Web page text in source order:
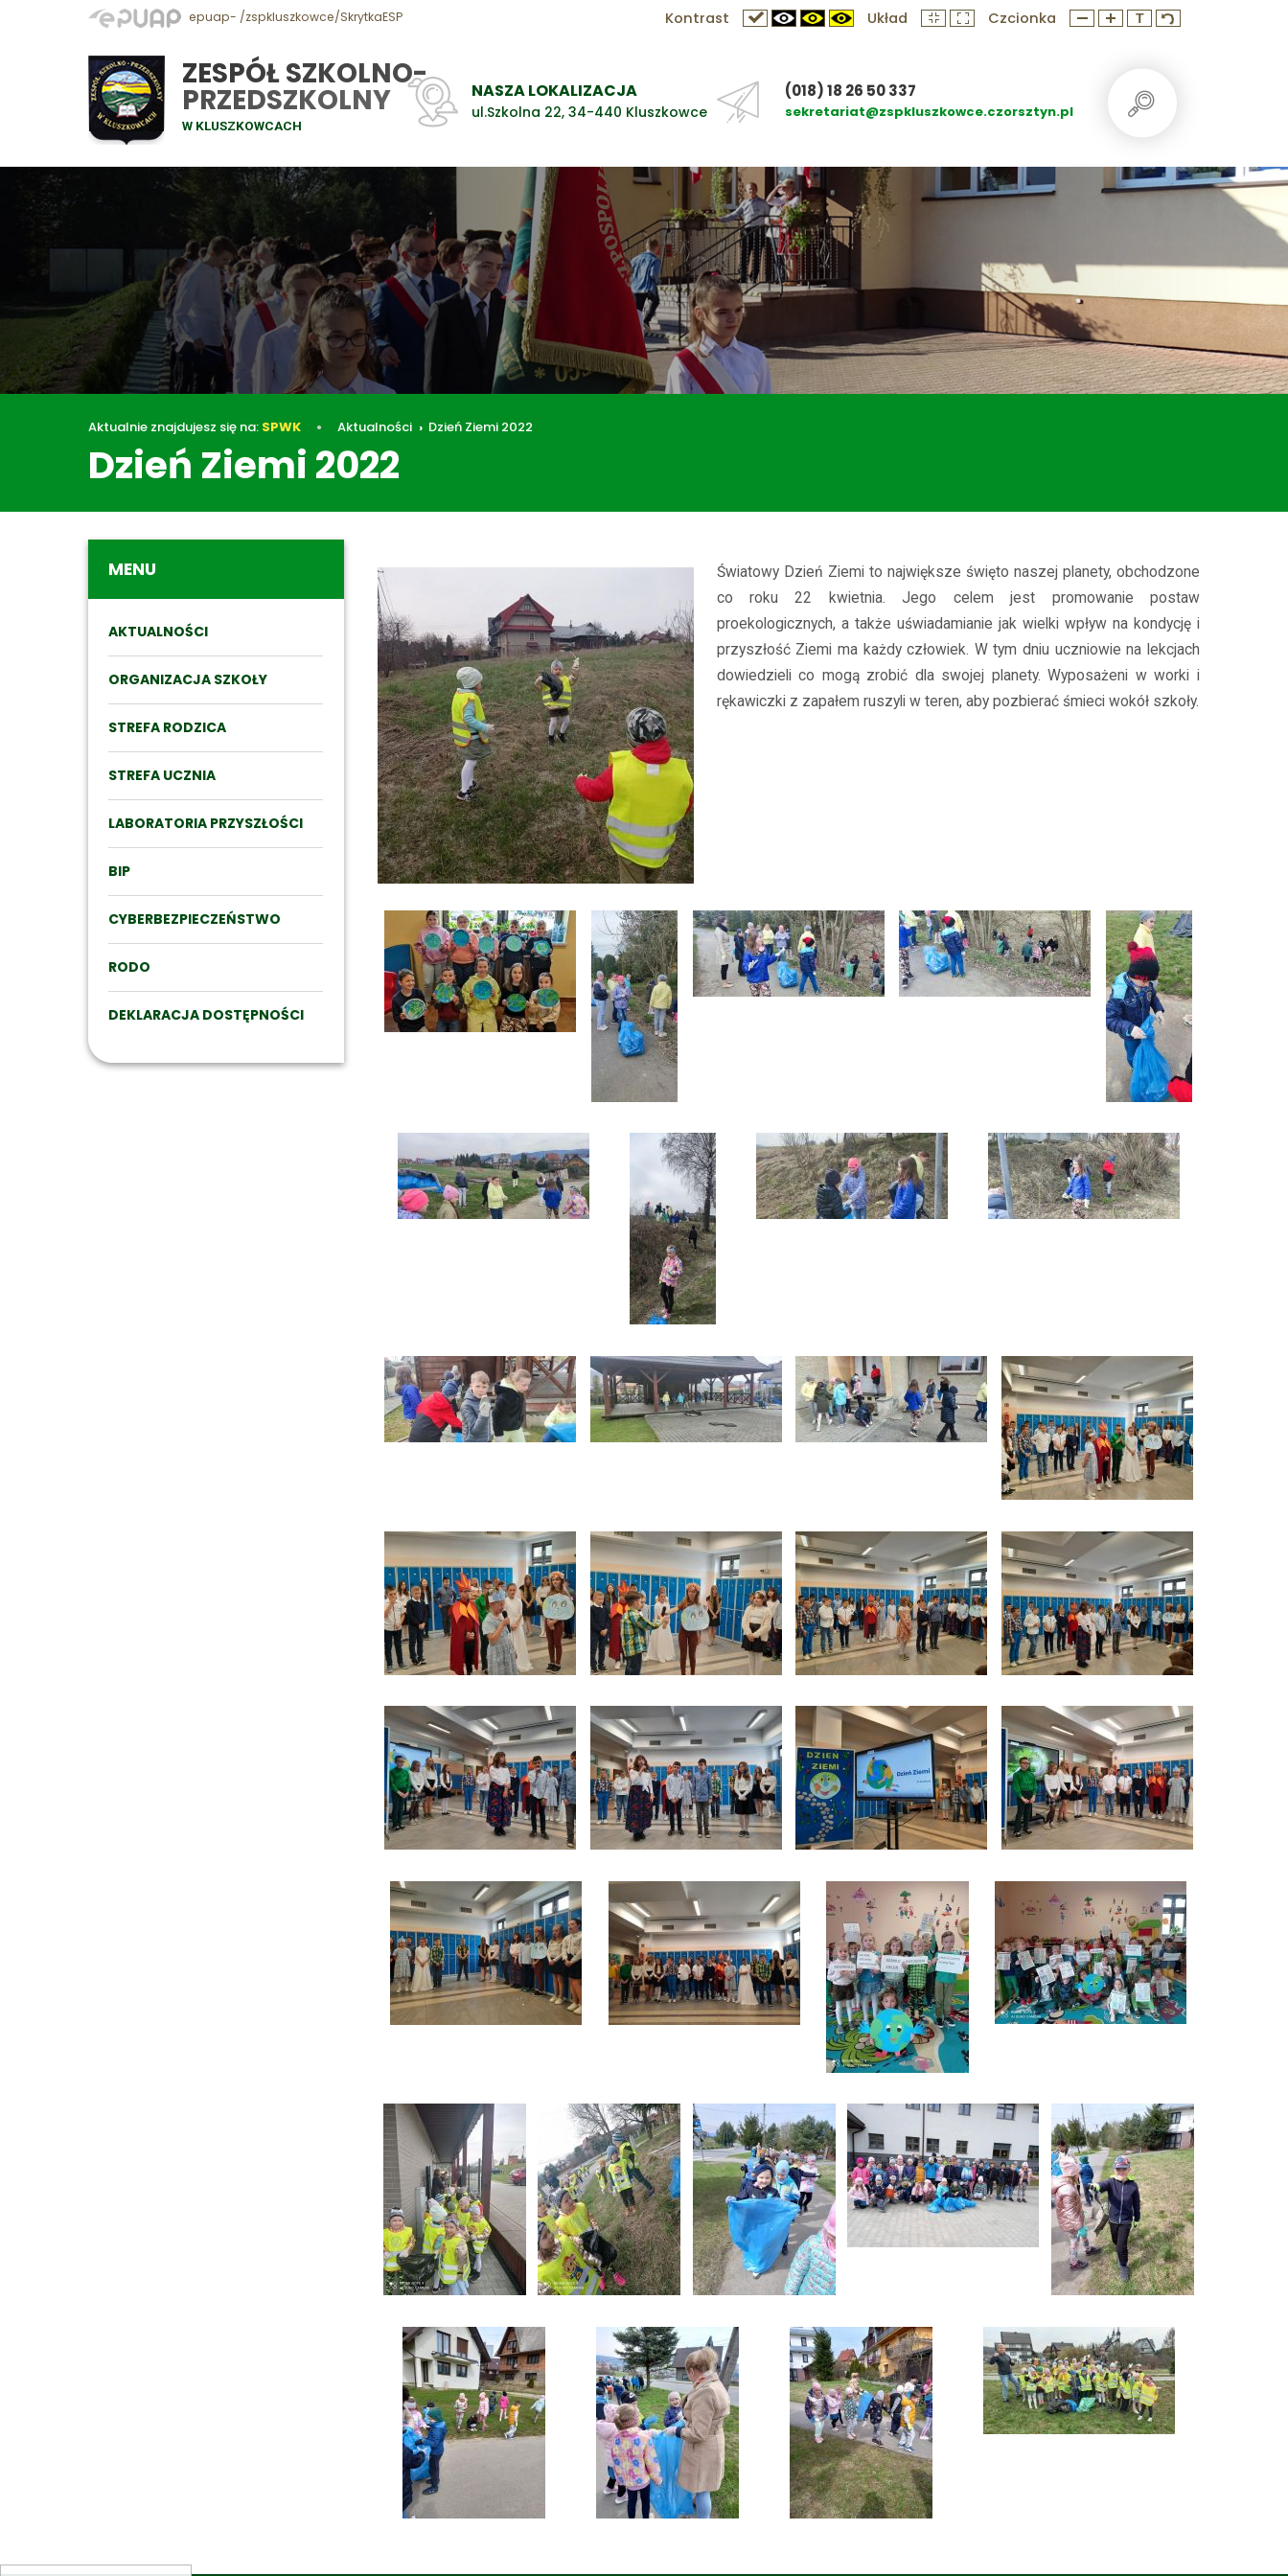
epuap- /zspkluszkowce/SkrytkaESP Kontrast Układ Czcionka
ZESPÓŁ SZKOLNO-
PRZEDSZKOLNY
W KLUSZKOWCACH
(018) 18 26 50 337
sekretariat@zspkluszkowce.czorsztyn.pl
NASZA LOKALIZACJA
ul.Szkolna 22, 34-440 Kluszkowce
Aktualnie znajdujesz się na: SPWK Aktualności Dzień Ziemi 2022
Dzień Ziemi 2022
MENU
AKTUALNOŚCI
ORGANIZACJA SZKOŁY
STREFA RODZICA
STREFA UCZNIA
LABORATORIA PRZYSZŁOŚCI
BIP
CYBERBEZPIECZEŃSTWO
RODO
DEKLARACJA DOSTĘPNOŚCI
Światowy Dzień Ziemi to największe święto naszej planety, obchodzone
co roku 22 kwietnia. Jego celem jest promowanie postaw
proekologicznych, a także uświadamianie jak wielki wpływ na kondycję i
przyszłość Ziemi ma każdy człowiek. W tym dniu uczniowie na lekcjach
dowiedzieli co mogą zrobić dla swojej planety. Wyposażeni w worki i
rękawiczki z zapałem ruszyli w teren, aby pozbierać śmieci wokół szkoły.